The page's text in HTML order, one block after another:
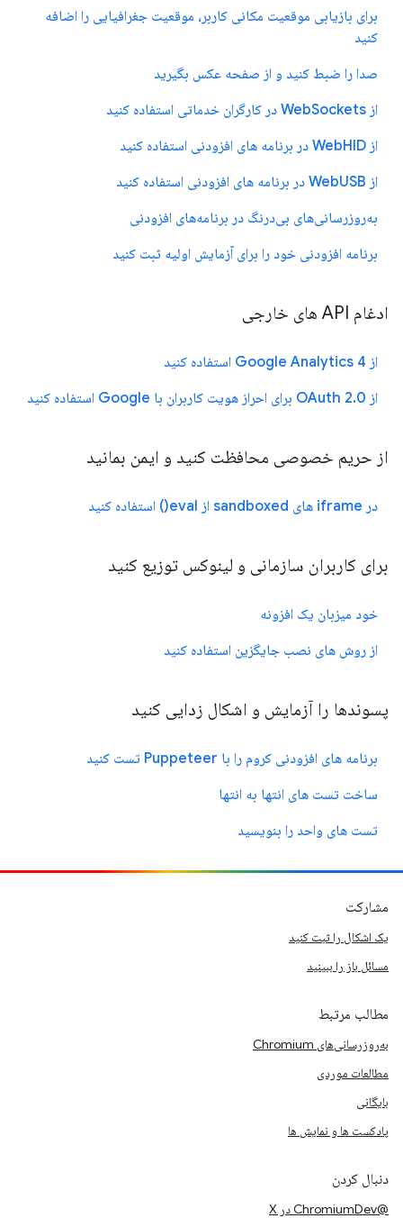
برای بازیابی موقعیت مکانی کاربر، موقعیت جغرافیایی را اضافه
کنید
صدا را ضبط کنید و از صفحه عکس بگیرید
از WebSockets در کارگران خدماتی استفاده کنید
از WebHID در برنامه های افزودنی استفاده کنید
از WebUSB در برنامه های افزودنی استفاده کنید
به‌روزرسانی‌های بی‌درنگ در برنامه‌های افزودنی
برنامه افزودنی خود را برای آزمایش اولیه ثبت کنید
ادغام API های خارجی
از Google Analytics 4 استفاده کنید
از OAuth 2.0 برای احراز هویت کاربران با Google استفاده کنید
از حریم خصوصی محافظت کنید و ایمن بمانید
در iframe های sandboxed از eval() استفاده کنید
برای کاربران سازمانی و لینوکس توزیع کنید
خود میزبان یک افزونه
از روش های نصب جایگزین استفاده کنید
پسوندها را آزمایش و اشکال زدایی کنید
برنامه های افزودنی کروم را با Puppeteer تست کنید
ساخت تست های انتها به انتها
تست های واحد را بنویسید
مشارکت
یک اشکال را ثبت کنید
مسائل باز را ببینید
مطالب مرتبط
به‌روزرسانی‌های Chromium
مطالعات موردی
بایگانی
پادکست ها و نمایش ها
دنبال کردن
@ChromiumDev در X